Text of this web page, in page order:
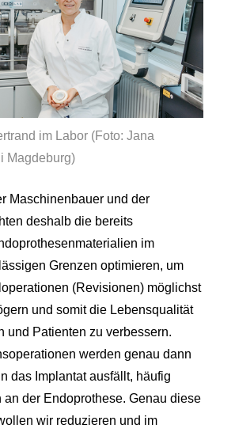
im Labor (Foto: Jana
Magdeburg)
Maschinenbauer und der
deshalb die bereits
im
Grenzen optimieren, um
(Revisionen) möglichst
und somit die Lebensqualität
und Patienten zu verbessern.
werden genau dann
das Implantat ausfällt, häufig
an der Endoprothese. Genau diese
wir reduzieren und im